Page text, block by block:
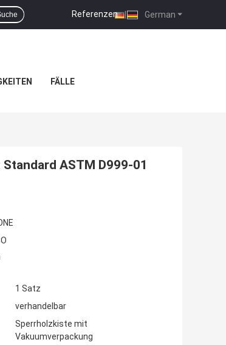
German
Referenzen |
FÄLLE
ASTM D999-01
1 Satz
verhandelbar
Sperrholzkiste mit
Vakuumverpackung